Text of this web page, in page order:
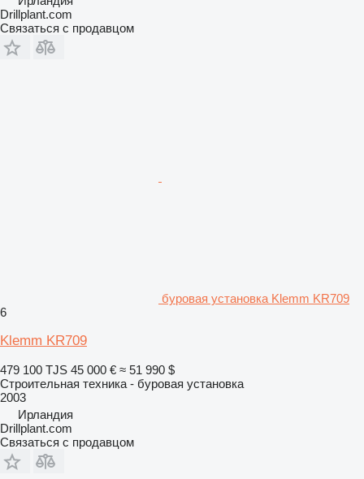
Drillplant.com
Связаться с продавцом
буровая установка Klemm KR709
6
Klemm KR709
479 100 TJS 45 000 € ≈ 51 990 $
Строительная техника - буровая установка
2003
Ирландия
Drillplant.com
Связаться с продавцом